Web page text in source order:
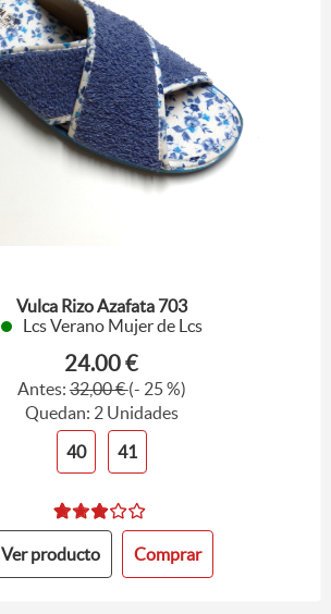
Vulca Rizo Azafata 703
Lcs Verano Mujer de Lcs
24.00 €
Antes:32,00 €(- 25 %)
Quedan: 2 Unidades
40
41
Ver producto Comprar